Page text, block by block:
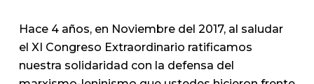
Hace 4 años, en Noviembre del 2017, al saludar
el XI Congreso Extraordinario ratificamos
nuestra solidaridad con la defensa del